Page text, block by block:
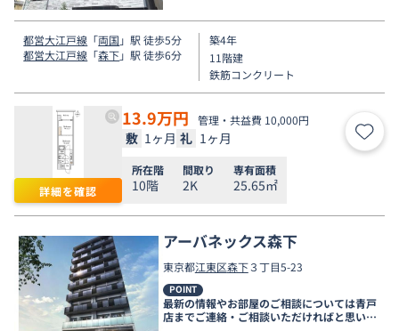
都営大江戸線 「両国 」駅 徒歩5分
都営大江戸線 「森下」駅 徒歩6分
築4年
11階建
鉄筋コンクリート
詳細を確認
13.9万円 管理・共益費 10,000円
敷 1ヶ月 礼 1ヶ月 お気
所在階
10階
間取り
2K
専有面積
25.65㎡
アーバネックス森下
東京都江東区森下３丁目5-23
POINT
最新の情報やお部屋のご相談については青戸
店までご連絡・ご相談いただければと思いま